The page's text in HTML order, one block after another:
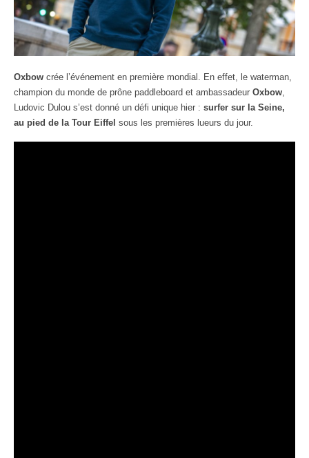
Oxbow crée l’événement en première mondial. En effet, le waterman,
champion du monde de prône paddleboard et ambassadeur Oxbow
Ludovic Dulou s’est donné un défi unique hier : surfer sur la Seine,
au pied de la Tour Eiffel sous les premières lueurs du jour.